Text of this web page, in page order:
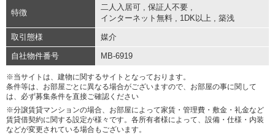
特徴
二人入居可 , 保証人不要 ,
インターネット無料 , 1DK以上 , 築浅
取引態様 媒介
自社物件番号 MB-6919
※当サイトは、建物に関するサイトとなっております。
条件等は、お部屋ごとに異なる場合がございますので、お部屋の事に関して
は、必ず募集条件を直接ご確認ください
※分譲賃貸マンションの場合、お部屋によって家賃・管理費・敷金・礼金など
賃貸借契約に関する設定が様々です。各所有者様によって、設備・仕様・内装
などが変更されている場合もございます。